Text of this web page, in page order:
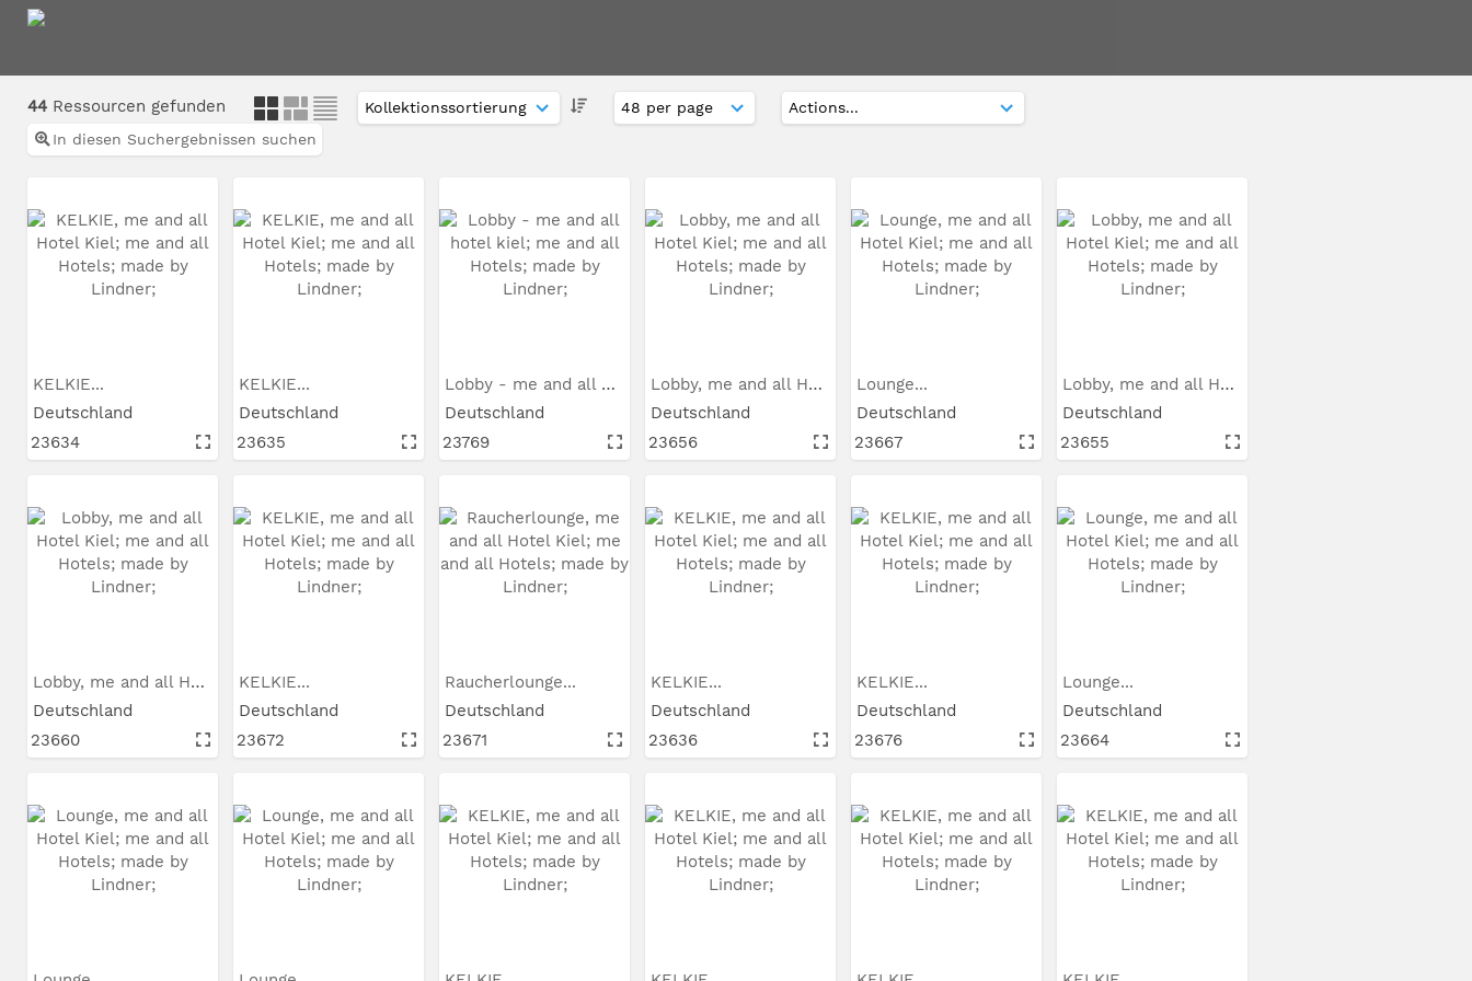
44 Ressourcen gefunden
In diesen Suchergebnissen suchen
KELKIE...
Deutschland
23634
KELKIE...
Deutschland
23635
Lobby - me and all hotel...
Deutschland
23769
Lobby, me and all Hotel Kie...
Deutschland
23656
Lounge...
Deutschland
23667
Lobby, me and all Hotel Kie...
Deutschland
23655
Lobby, me and all Hotel Kie...
Deutschland
23660
KELKIE...
Deutschland
23672
Raucherlounge...
Deutschland
23671
KELKIE...
Deutschland
23636
KELKIE...
Deutschland
23676
Lounge...
Deutschland
23664